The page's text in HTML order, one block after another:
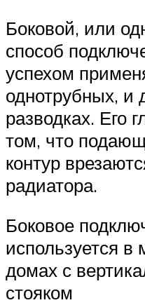
Боковой, или
способ
успехом
однотрубных, и
разводках. Его
том, что
контур
радиатора.
Боковое
используется в
домах с
стояком